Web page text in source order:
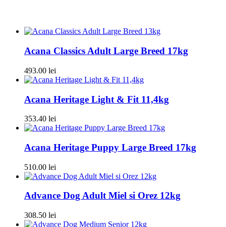
Acana Classics Adult Large Breed 17kg
493.00 lei
Acana Heritage Light & Fit 11,4kg
353.40 lei
Acana Heritage Puppy Large Breed 17kg
510.00 lei
Advance Dog Adult Miel si Orez 12kg
308.50 lei